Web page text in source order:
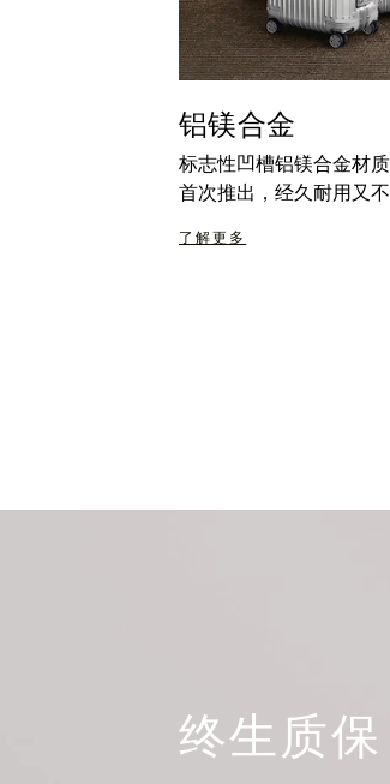
铝镁合金
标志性凹槽铝镁合金材
首次推出，经久耐用又不
了解更多
终生质保